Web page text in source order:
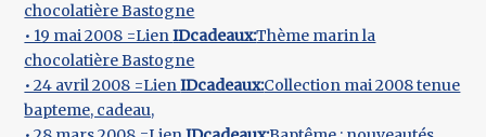
chocolatière Bastogne
• 19 mai 2008 =LienIDcadeaux:Thème marin la
chocolatière Bastogne
• 24 avril 2008 =LienIDcadeaux:Collection mai 2008 tenue
bapteme, cadeau,